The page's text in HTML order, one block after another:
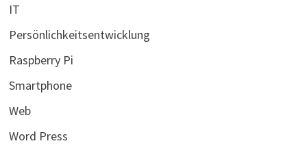
IT
Persönlichkeitsentwicklung
Raspberry Pi
Smartphone
Web
Word Press